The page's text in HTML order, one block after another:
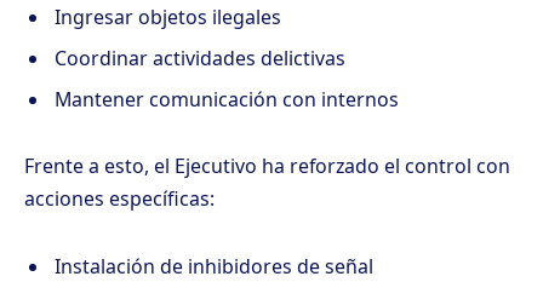
Ingresar objetos ilegales
Coordinar actividades delictivas
Mantener comunicación con internos
Frente a esto, el Ejecutivo ha reforzado el control con
acciones específicas:
Instalación de inhibidores de señal